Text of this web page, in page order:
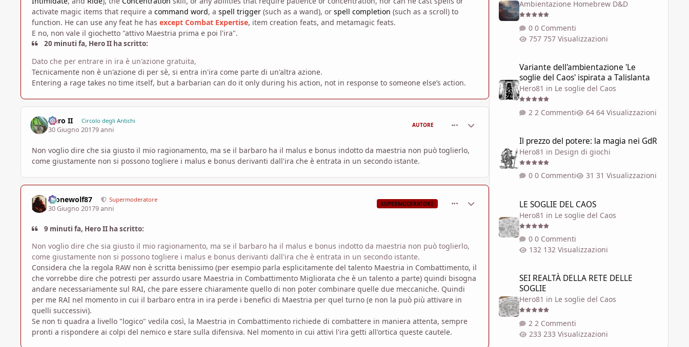
activate magic items that require a command word, a spell trigger (such as a wand), or spell completion (such as a scroll) to
function. He can use any feat he has except Combat Expertise, item creation feats, and metamagic feats.
E no, non vale il giochetto "attivo Maestria prima e poi l'ira".
20 minuti fa, Hero II ha scritto:
Dato che per entrare in ira è un'azione gratuita,
Tecnicamente non è un'azione di per sè, si entra in'ira come parte di un'altra azione.
Entering a rage takes no time itself, but a barbarian can do it only during his action, not in response to someone else’s action.
Hero II Circolo degli Antichi
30 Giugno 20179 anni
AUTORE
Non voglio dire che sia giusto il mio ragionamento, ma se il barbaro ha il malus e bonus indotto da maestria non può toglierlo,
come giustamente non si possono togliere i malus e bonus derivanti dall'ira che è entrata in un secondo istante.
Alonewolf87 Supermoderatore
30 Giugno 20179 anni
SUPERMODERATORE Statistiche Autore
9 minuti fa, Hero II ha scritto:
Non voglio dire che sia giusto il mio ragionamento, ma se il barbaro ha il malus e bonus indotto da maestria non può toglierlo,
come giustamente non si possono togliere i malus e bonus derivanti dall'ira che è entrata in un secondo istante.
Considera che la regola RAW non è scritta benissimo (per esempio parla esplicitamente del talento Maestria in Combattimento, il
che vorrebbe dire che potresti per assurdo usare Maestria in Combattimento Migliorata che è un talento a parte) quindi bisogna
andare necessariamente sul RAI, che pare essere chiaramente quello di non poter combinare quelle due meccaniche. Quindi
per me RAI nel momento in cui il barbaro entra in ira perde i benefici di Maestria per quel turno (e non la può più attivare in
quelli successivi).
Se non ti quadra a livello "logico" vedila così, la Maestria in Combattimento richiede di combattere in maniera attenta, sempre
pronti a rispondere ai colpi del nemico e stare sulla difensiva. Nel momento in cui attivi l'ira getti all'ortica queste cautele.
Ambientazione Homebrew D&D
0 Commenti
757 Visualizzazioni
Variante dell'ambientazione 'Le
soglie del Caos' ispirata a Talislanta
Hero81 in Le soglie del Caos
2 Commenti 64 Visualizzazioni
Il prezzo del potere: la magia nei GdR
Hero81 in Design di giochi
0 Commenti 31 Visualizzazioni
LE SOGLIE DEL CAOS
Hero81 in Le soglie del Caos
0 Commenti
132 Visualizzazioni
SEI REALTÀ DELLA RETE DELLE
SOGLIE
Hero81 in Le soglie del Caos
2 Commenti
233 Visualizzazioni